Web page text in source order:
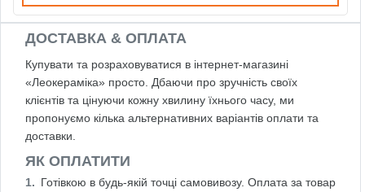
ДОСТАВКА & ОПЛАТА
Купувати та розраховуватися в інтернет-магазині
«Леокераміка» просто. Дбаючи про зручність своїх
клієнтів та цінуючи кожну хвилину їхнього часу, ми
пропонуємо кілька альтернативних варіантів оплати та
доставки.
ЯК ОПЛАТИТИ
Готівкою в будь-якій точці самовивозу. Оплата за товар